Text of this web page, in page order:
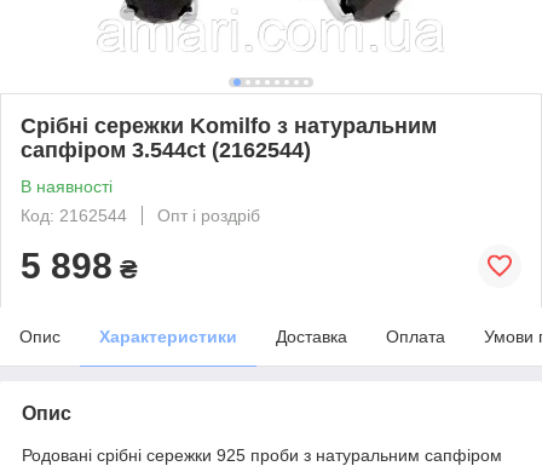
Срібні сережки Komilfo з натуральним
сапфіром 3.544ct (2162544)
В наявності
Код: 2162544
Опт і роздріб
5 898 ₴
Опис Характеристики Доставка Оплата Умови
Опис
Родовані срібні сережки 925 проби з натуральним сапфіром